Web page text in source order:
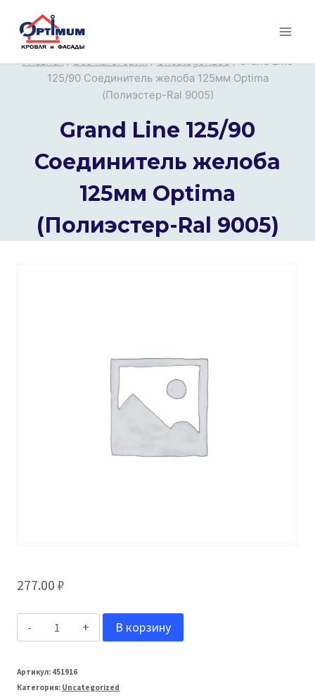
Перейти
Главная / Все категории / Uncategorized / Grand Line
125/90 Соединитель желоба 125мм Optima
(Полиэстер-Ral 9005)
Grand Line 125/90
Соединитель желоба
125мм Optima
(Полиэстер-Ral 9005)
277.00 ₽
Количество
Grand
Line
В корзину
Артикул: 451916
Категория: Uncategorized